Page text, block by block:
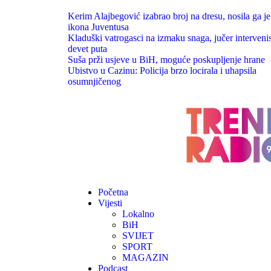
Kerim Alajbegović izabrao broj na dresu, nosila ga je
ikona Juventusa
Kladuški vatrogasci na izmaku snaga, jučer
devet puta
Suša prži usjeve u BiH, moguće poskupljenje hrane
Ubistvo u Cazinu: Policija brzo locirala i uhapsila
osumnjičenog
Početna
Vijesti
Lokalno
BiH
SVIJET
SPORT
MAGAZIN
Podcast